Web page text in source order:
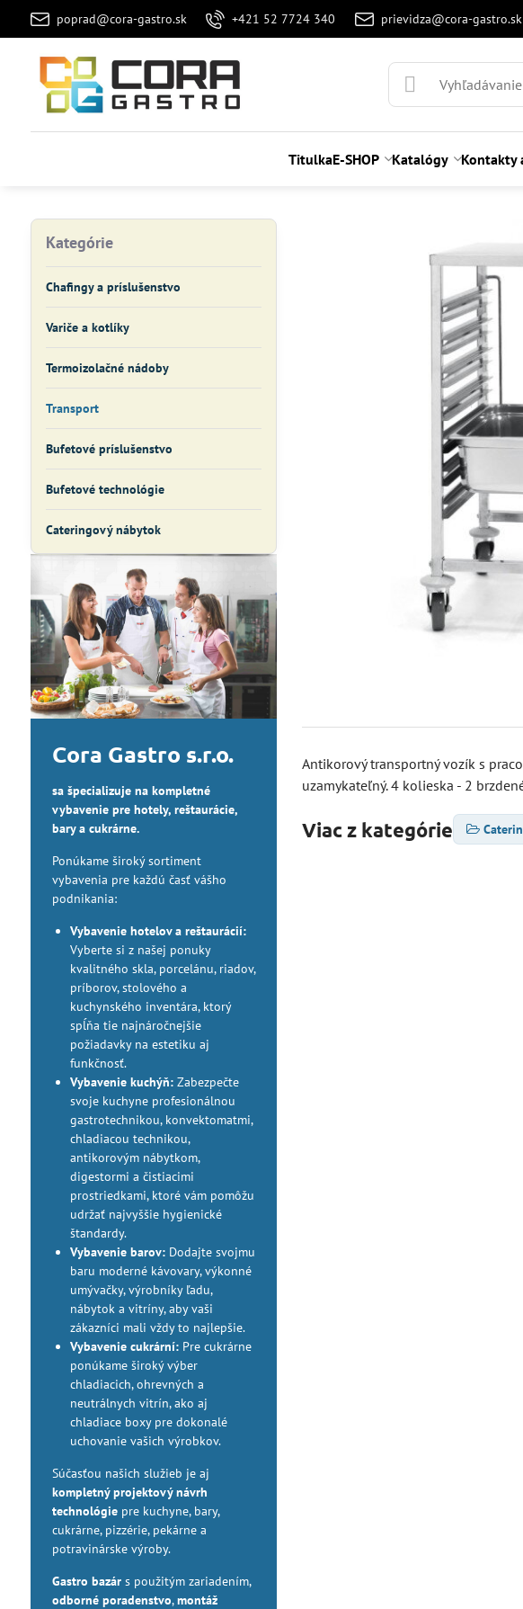
poprad@cora-gastro.sk +421 52 7724 340 prievidza@cora-gastro.sk
TitulkaE-SHOP Katalógy Kontakty
Antikorový transportný vozík s
uzamykateľný. 4 kolieska - 2
Viac z kategórie
Kategórie
Chafingy a príslušenstvo
Variče a kotlíky
Termoizolačné nádoby
Transport
Bufetové príslušenstvo
Bufetové technológie
Cateringový nábytok
Cora Gastro s.r.o.
sa špecializuje na kompletné
vybavenie pre hotely, reštaurácie,
bary a cukrárne.
Ponúkame široký sortiment
vybavenia pre každú časť vášho
podnikania:
Vybavenie hotelov a reštaurácií:
Vyberte si z našej ponuky
kvalitného skla, porcelánu, riadov,
príborov, stolového a
kuchynského inventára, ktorý
spĺňa tie najnáročnejšie
požiadavky na estetiku aj
funkčnosť.
Vybavenie kuchýň:Zabezpečte
svoje kuchyne profesionálnou
gastrotechnikou, konvektomatmi,
chladiacou technikou,
antikorovým nábytkom,
digestormi a čistiacimi
prostriedkami, ktoré vám pomôžu
udržať najvyššie hygienické
štandardy.
Vybavenie barov:Dodajte svojmu
baru moderné kávovary, výkonné
umývačky, výrobníky ľadu,
nábytok a vitríny, aby vaši
zákazníci mali vždy to najlepšie.
Vybavenie cukrární:Pre cukrárne
ponúkame široký výber
chladiacich, ohrevných a
neutrálnych vitrín, ako aj
chladiace boxy pre dokonalé
uchovanie vašich výrobkov.
Súčasťou našich služieb je aj
kompletný projektový návrh
technológiepre kuchyne, bary,
cukrárne, pizzérie, pekárne a
potravinárske výroby.
Gastro bazárs použitým zariadením,
odborné poradenstvo,montáž